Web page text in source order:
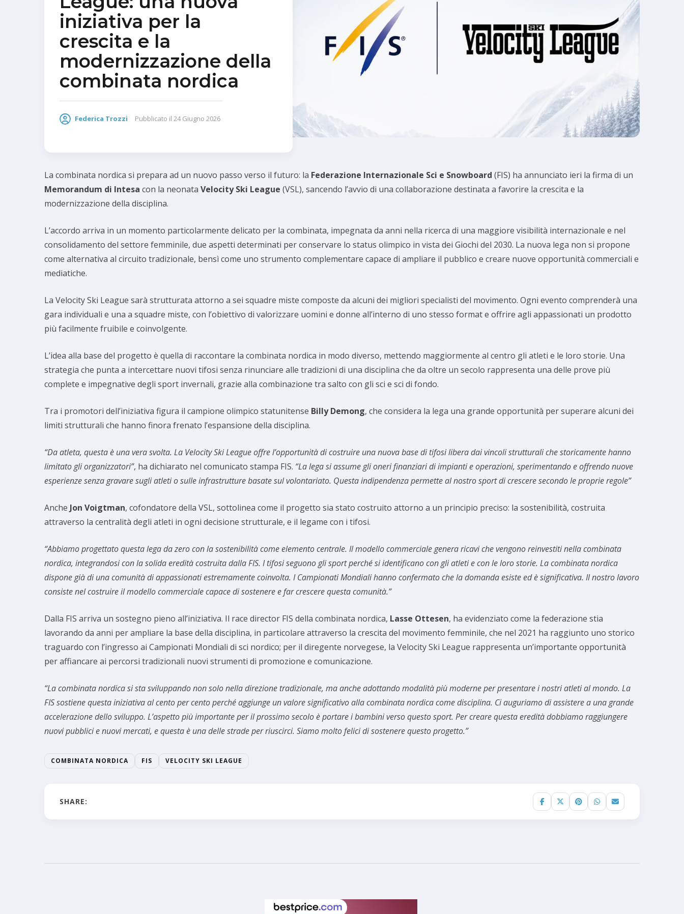
iniziativa per la
crescita e la
modernizzazione della
combinata nordica
Federica Trozzi Pubblicato il 24 Giugno 2026
La combinata nordica si prepara ad un nuovo passo verso il futuro: la Federazione Internazionale Sci e Snowboard (FIS) ha annunciato ieri la firma di un
Memorandum di Intesa con la neonata Velocity Ski League (VSL), sancendo l’avvio di una collaborazione destinata a favorire la crescita e la
modernizzazione della disciplina.
L’accordo arriva in un momento particolarmente delicato per la combinata, impegnata da anni nella ricerca di una maggiore visibilità internazionale e nel
consolidamento del settore femminile, due aspetti determinati per conservare lo status olimpico in vista dei Giochi del 2030. La nuova lega non si propone
come alternativa al circuito tradizionale, bensì come uno strumento complementare capace di ampliare il pubblico e creare nuove opportunità commerciali e
mediatiche.
La Velocity Ski League sarà strutturata attorno a sei squadre miste composte da alcuni dei migliori specialisti del movimento. Ogni evento comprenderà una
gara individuali e una a squadre miste, con l’obiettivo di valorizzare uomini e donne all’interno di uno stesso format e offrire agli appassionati un prodotto
più facilmente fruibile e coinvolgente.
L’idea alla base del progetto è quella di raccontare la combinata nordica in modo diverso, mettendo maggiormente al centro gli atleti e le loro storie. Una
strategia che punta a intercettare nuovi tifosi senza rinunciare alle tradizioni di una disciplina che da oltre un secolo rappresenta una delle prove più
complete e impegnative degli sport invernali, grazie alla combinazione tra salto con gli sci e sci di fondo.
Tra i promotori dell’iniziativa figura il campione olimpico statunitense Billy Demong, che considera la lega una grande opportunità per superare alcuni dei
limiti strutturali che hanno finora frenato l’espansione della disciplina.
“Da atleta, questa è una vera svolta. La Velocity Ski League offre l’opportunità di costruire una nuova base di tifosi libera dai vincoli strutturali che storicamente hanno
limitato gli organizzatori”, ha dichiarato nel comunicato stampa FIS. “La lega si assume gli oneri finanziari di impianti e operazioni, sperimentando e offrendo nuove
esperienze senza gravare sugli atleti o sulle infrastrutture basate sul volontariato. Questa indipendenza permette al nostro sport di crescere secondo le proprie regole”
Anche Jon Voigtman, cofondatore della VSL, sottolinea come il progetto sia stato costruito attorno a un principio preciso: la sostenibilità, costruita
attraverso la centralità degli atleti in ogni decisione strutturale, e il legame con i tifosi.
“Abbiamo progettato questa lega da zero con la sostenibilità come elemento centrale. Il modello commerciale genera ricavi che vengono reinvestiti nella combinata
nordica, integrandosi con la solida eredità costruita dalla FIS. I tifosi seguono gli sport perché si identificano con gli atleti e con le loro storie. La combinata nordica
dispone già di una comunità di appassionati estremamente coinvolta. I Campionati Mondiali hanno confermato che la domanda esiste ed è significativa. Il nostro lavoro
consiste nel costruire il modello commerciale capace di sostenere e far crescere questa comunità.”
Dalla FIS arriva un sostegno pieno all’iniziativa. Il race director FIS della combinata nordica, Lasse Ottesen, ha evidenziato come la federazione stia
lavorando da anni per ampliare la base della disciplina, in particolare attraverso la crescita del movimento femminile, che nel 2021 ha raggiunto uno storico
traguardo con l’ingresso ai Campionati Mondiali di sci nordico; per il diregente norvegese, la Velocity Ski League rappresenta un’importante opportunità
per affiancare ai percorsi tradizionali nuovi strumenti di promozione e comunicazione.
“La combinata nordica si sta sviluppando non solo nella direzione tradizionale, ma anche adottando modalità più moderne per presentare i nostri atleti al mondo. La
FIS sostiene questa iniziativa al cento per cento perché aggiunge un valore significativo alla combinata nordica come disciplina. Ci auguriamo di assistere a una grande
accelerazione dello sviluppo. L’aspetto più importante per il prossimo secolo è portare i bambini verso questo sport. Per creare questa eredità dobbiamo raggiungere
nuovi pubblici e nuovi mercati, e questa è una delle strade per riuscirci. Siamo molto felici di sostenere questo progetto.”
COMBINATA NORDICA FIS VELOCITY SKI LEAGUE
SHARE: